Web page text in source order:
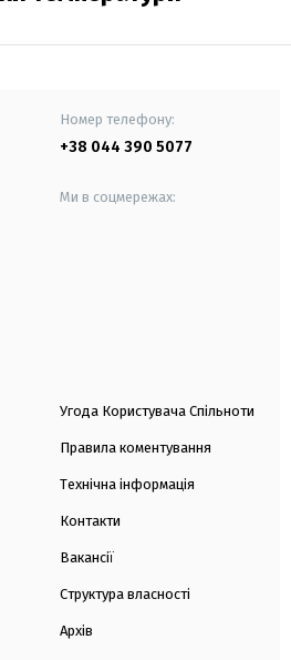
Номер телефону:
+38 044 390 5077
Ми в соцмережах:
Угода Користувача Спільноти
Правила коментування
Технічна інформація
Контакти
Вакансії
Структура власності
Архів